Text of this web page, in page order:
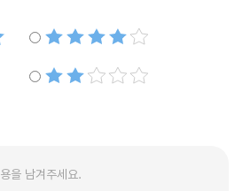
별점4개
별점2개